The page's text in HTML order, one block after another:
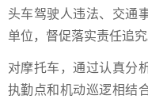
头车驾驶人违法、交通
单位，督促落实责任追究
对摩托车，通过认真分
执勤点和机动巡逻相结